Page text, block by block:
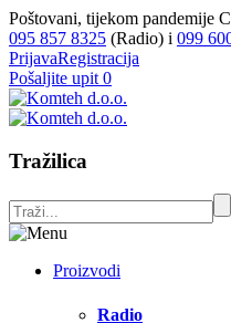
Poštovani, tijekom pandemije
095 857 8325 (Radio) i 099
PrijavaRegistracija
Pošaljite upit 0
Tražilica
Proizvodi
Radio